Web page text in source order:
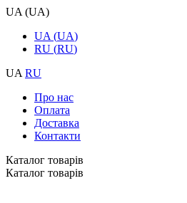
UA (UA)
UA (UA)
RU (RU)
UA RU
Про нас
Оплата
Доставка
Контакти
Каталог товарiв
Каталог товарiв